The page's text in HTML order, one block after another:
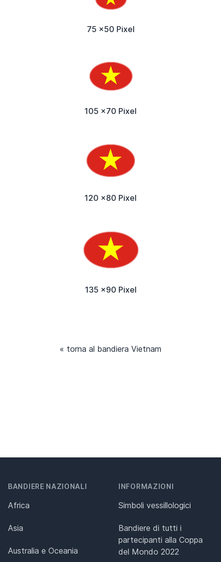
75 x50 Pixel
105 x70 Pixel
120 x80 Pixel
135 x90 Pixel
« torna al bandiera Vietnam
BANDIERE NAZIONALI
Africa
Asia
Australia e Oceania
INFORMAZIONI
Simboli vessillologici
Bandiere di tutti i
partecipanti alla Coppa
del Mondo 2022